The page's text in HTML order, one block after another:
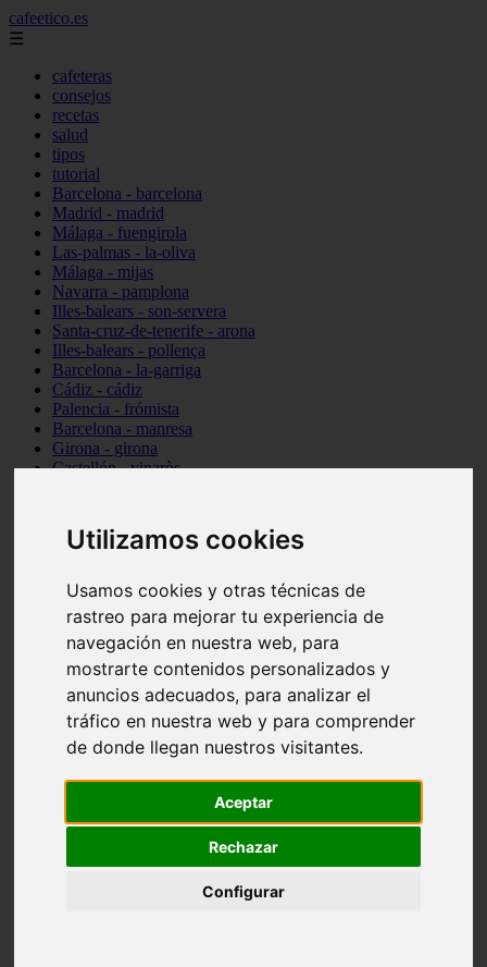
Utilizamos cookies
Usamos cookies y otras técnicas de
rastreo para mejorar tu experiencia de
navegación en nuestra web, para
mostrarte contenidos personalizados y
anuncios adecuados, para analizar el
tráfico en nuestra web y para comprender
de donde llegan nuestros visitantes.
Aceptar
Rechazar
Configurar
cafeetico.es
☰
cafeteras
consejos
recetas
salud
tipos
tutorial
Barcelona - barcelona
Madrid - madrid
Málaga - fuengirola
Las-palmas - la-oliva
Málaga - mijas
Navarra - pamplona
Illes-balears - son-servera
Santa-cruz-de-tenerife - arona
Illes-balears - pollença
Barcelona - la-garriga
Cádiz - cádiz
Palencia - frómista
Barcelona - manresa
Girona - girona
Castellón - vinaròs
Málaga - nerja
Girona - blanes
Málaga - marbella
Asturias - gijón
Girona - figueres
Alicante - santa-pola
Almería - roquetas-de-mar
Girona - tossa-de-mar
Barcelona - sant-cugat-del-vallès
Alicante - l39alfàs-del-pi
Barcelona - vilanova-i-la-geltrú
Castellón - peñíscola
Illes-balears - sant-josep-de-sa-talaia